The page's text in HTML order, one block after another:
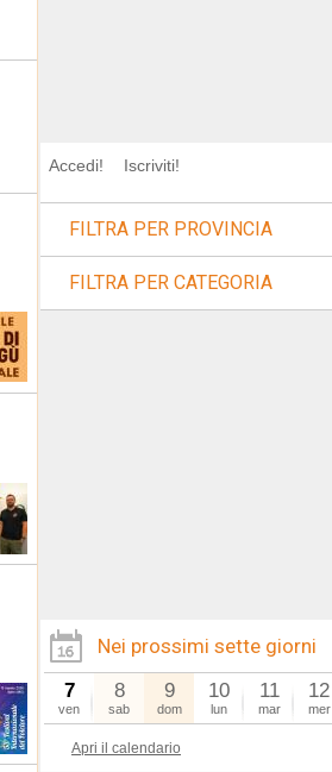
Accedi! Iscriviti!
FILTRA PER PROVINCIA
FILTRA PER CATEGORIA
Nei prossimi sette giorni
7
ven
8
sab
9
dom
10
lun
11
mar
12
mer
Apri il calendario